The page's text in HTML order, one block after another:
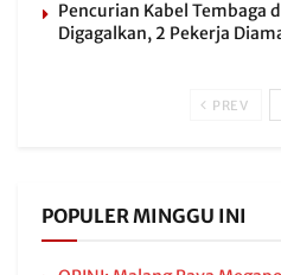
Pencurian Kabel Tembaga
Digagalkan, 2 Pekerja
PREV
POPULER MINGGU INI